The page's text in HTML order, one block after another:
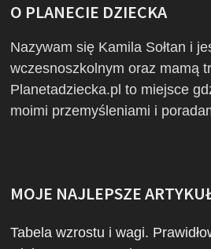
O PLANECIE DZIECKA
Nazywam się Kamila Sołtan i
wczesnoszkolnym oraz mamą
Planetadziecka.pl to miejsce
moimi przemyśleniami i
MOJE NAJLEPSZE
Tabela wzrostu i wagi.